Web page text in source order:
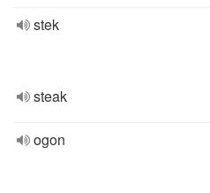
stek
steak
ogon